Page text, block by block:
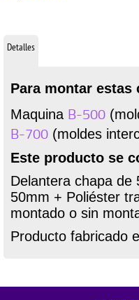
Detalles
Para montar estas
Maquina B-500
B-700 (moldes
Este producto se
Delantera chapa de
50mm + Poliéster
montado o sin
Producto fabricado